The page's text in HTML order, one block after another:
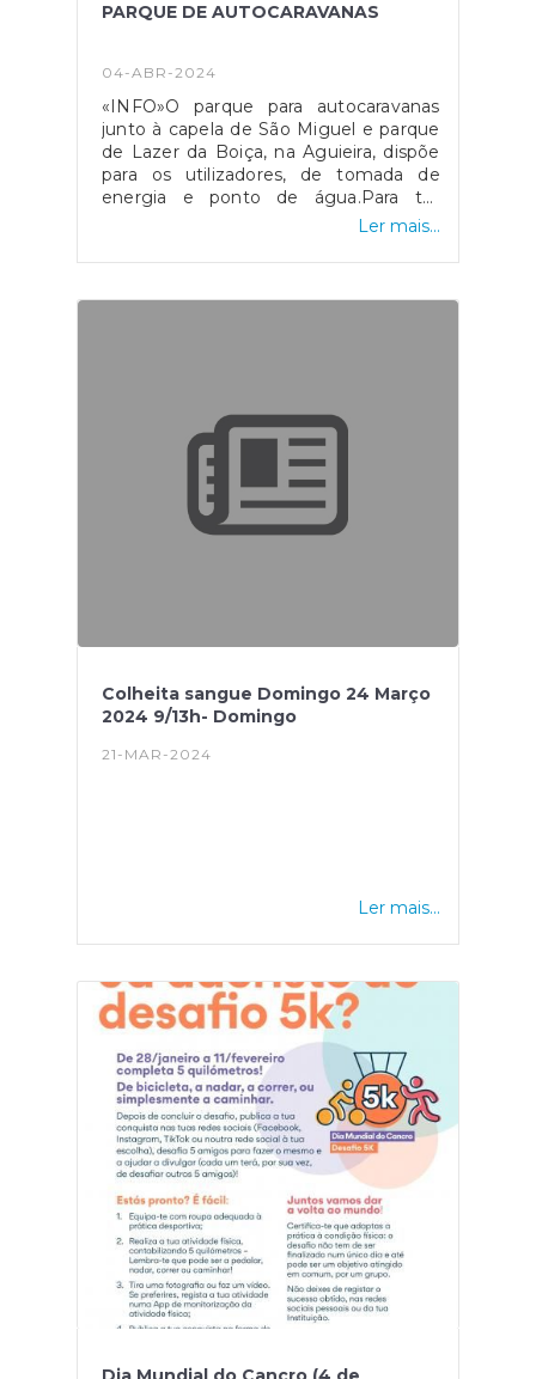
PARQUE DE AUTOCARAVANAS
04-ABR-2024
«INFO»O parque para autocaravanas
junto à capela de São Miguel e parque
de Lazer da Boiça, na Aguieira, dispõe
para os utilizadores, de tomada de
energia e ponto de água.Para ter
acesso deve contatar a Junta de
Ler mais...
Colheita sangue Domingo 24 Março
2024 9/13h- Domingo
21-MAR-2024
Ler mais...